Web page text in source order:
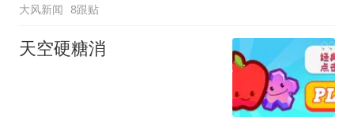
大风新闻 8跟贴
天空硬糖消